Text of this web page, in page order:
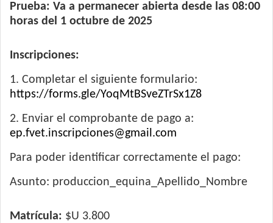
Prueba: Va a permanecer abierta desde las 08:00
horas del 1 octubre de 2025
Inscripciones:
1. Completar el siguiente formulario:
https://forms.gle/YoqMtBSveZTrSx1Z8
2. Enviar el comprobante de pago a:
ep.fvet.inscripciones@gmail.com
Para poder identificar correctamente el pago:
Asunto: produccion_equina_Apellido_Nombre
Matrícula: $U 3.800